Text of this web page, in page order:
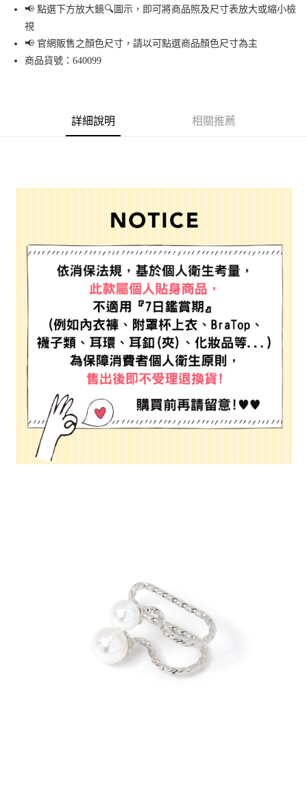
Apple Pay
街口支付
悠遊付
大哥付你分期
2.付款方式選擇「大哥付你分期」，訂單成立後會自動跳轉到大哥付的交易
3.實際核准額度、可分期數及費用金額請依後續交易確認頁面所載為準。
消。如遇「轉專審核」未通過狀況，表示未達大哥付你分期系統評分，恕無
法說明評估內容。
【繳款方式說明】
1.分期款項不併入電信帳單，「大哥付你分期」於每月結算日後寄送繳費提
2.透過簡訊連結打開帳單後，可選擇「超商條碼／台灣大直營門市／銀行轉
帳／街口支付／iPASS MONEY」等通路繳費。
【注意事項】
1.本服務係由「台灣大哥大股份有限公司」（以下簡稱本公司）所提供，讓
用戶於交易時，得透過本服務購買商品或服務，並由商店將買賣／分期付款
買賣價金債權讓與本公司後，依約使用本公司帳單繳交帳款。
2.基於同意付款使用「大哥付你分期」之契約關係目的，商店將以您的個人
資料（包含姓名、電話或地址）提供予台灣大哥大進項蒐集、處理及利用，
由本公司與您本人進行分期帳單所需資料之確認、核對及更正。
3.完整用戶服務條款，請詳閱以下連結：
AFTEE先享後付是「在收到商品之後才付款」的支付方式。 讓您購物簡單便
１．簡單：不需註冊會員、不需綁卡、不需儲值。
２．便利：只要手機號碼，簡訊認證，即可結帳。
３．安心：先確認商品／服務後，再付款。
【「AFTEE先享後付」結帳流程】
１．於結帳方式選擇「AFTEE先享後付」後，將跳轉至「AFTEE先享後付」
結帳頁面，進行簡訊認證並確認金額後，即可完成結帳。
２．訂單成立數日內，您將收到繳費通知簡訊。
３．收到繳費通知簡訊後14天內，點擊此簡訊中的連結，可透過四大超商／
ATM／網路銀行／等多元方式進行付款，方視為交易完成。
※ 請注意：結帳手續完成當下不需立刻繳費，但若您需要取消訂單，請聯絡
購買商品的店家。未經商家同意取消之訂單仍視為有效，需透過AFTEE先享
後付繳納相關費用。
※ 交易是否成功請以「AFTEE先享後付 」之結帳頁面顯示為準，若有關於
是否繳費成功／繳費後需取消欲退款等相關疑問，請聯繫「AFTEE先享後付
客戶支援中心」https://netprotections.freshdesk.com/support/home
【注意事項】
１．透過由恩沛科技股份有限公司提供之「AFTEE先享後付」服務完成之交
５．嚴禁一人註冊多個帳號或使用他人資訊註冊。若發現惡意使用之情形，
恩沛科技股份有限公司將有權停止該用戶之使用額度並採取法律行動。
全家 取貨付款
每筆NT$80，滿NT$888(含以上)免運費
每筆NT$80，滿NT$888(含以上)免運費
7-11 取貨付款
每筆NT$80，滿NT$1,500(含以上)免運費
付款後 7-11取貨
每筆NT$80，滿NT$1,500(含以上)免運費
宅配
每筆NT$80，滿NT$1,500(含以上)免運費
📢 點選下方放大鏡🔍圖示，即可將商品照及尺寸表放大或縮小檢
視
📢 官網販售之顏色尺寸，請以可點選商品顏色尺寸為主
商品貨號：640099
詳細說明 相關推薦